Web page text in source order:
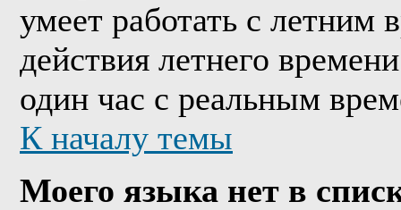
умеет работать с летним
действия летнего
один час с реальным
К началу темы
Моего языка нет в